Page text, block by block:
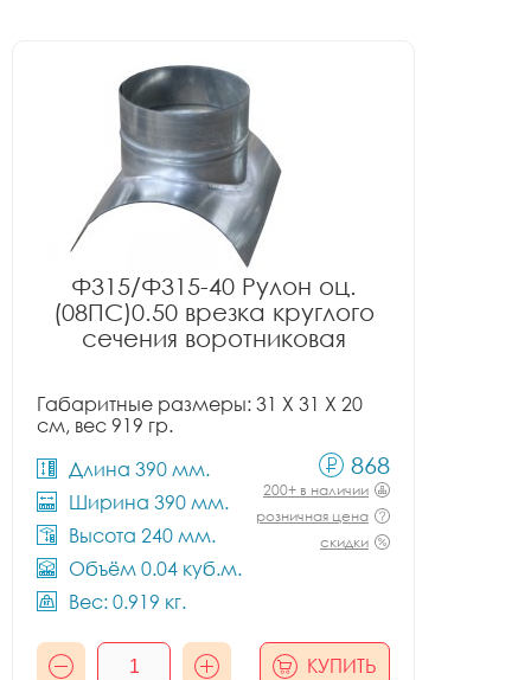
Ф315/Ф315-40 Рулон оц.
(08ПС)0.50 врезка круглого
сечения воротниковая
Габаритные размеры: 31 X 31 X 20
см, вес 919 гр.
Длина 390 мм.
Ширина 390 мм.
Высота 240 мм.
Объём 0.04 куб.м.
Вес: 0.919 кг.
868
200+ в наличии
розничная цена
скидки
КУПИТЬ